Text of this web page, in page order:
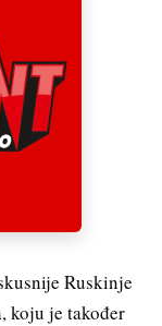
Ruskinje
koju je također